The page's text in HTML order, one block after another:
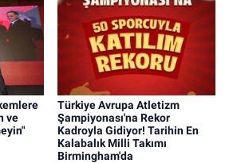
ve
Türkiye Avrupa Atletizm
Şampiyonası'na Rekor
Kadroyla Gidiyor! Tarihin En
Kalabalık Milli Takımı
Birmingham'da